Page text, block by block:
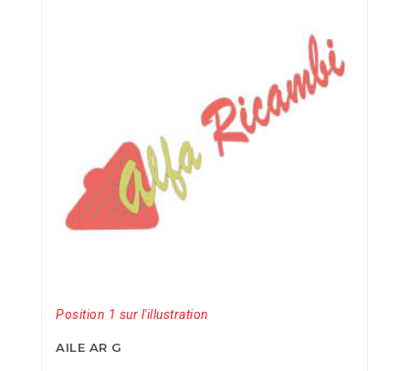
Position 1 sur l'illustration
AILE AR G